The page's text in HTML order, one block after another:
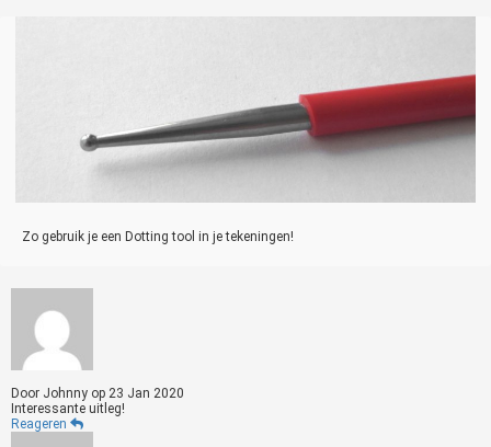
Zo gebruik je een Dotting tool in je tekeningen!
Door Johnny op 23 Jan 2020
Interessante uitleg!
Reageren